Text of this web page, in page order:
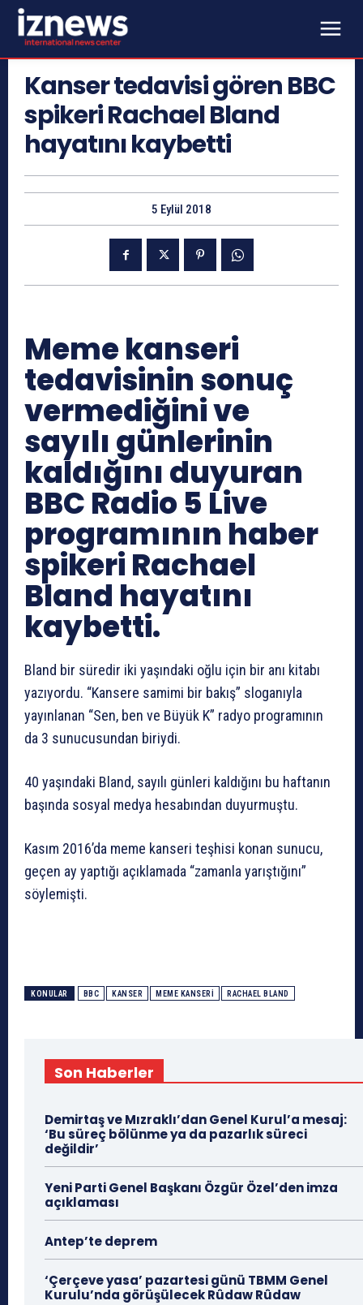
Kanser tedavisi gören BBC
spikeri Rachael Bland
hayatını kaybetti
5 Eylül 2018
Meme kanseri
tedavisinin sonuç
vermediğini ve
sayılı günlerinin
kaldığını duyuran
BBC Radio 5 Live
programının haber
spikeri Rachael
Bland hayatını
kaybetti.
Bland bir süredir iki yaşındaki oğlu için bir anı kitabı
yazıyordu. “Kansere samimi bir bakış” sloganıyla
yayınlanan “Sen, ben ve Büyük K” radyo programının
da 3 sunucusundan biriydi.
40 yaşındaki Bland, sayılı günleri kaldığını bu haftanın
başında sosyal medya hesabından duyurmuştu.
Kasım 2016’da meme kanseri teşhisi konan sunucu,
geçen ay yaptığı açıklamada “zamanla yarıştığını”
söylemişti.
KONULAR BBC KANSER MEME KANSERI RACHAEL BLAND
Son Haberler
Demirtaş ve Mızraklı’dan Genel Kurul’a mesaj:
‘Bu süreç bölünme ya da pazarlık süreci
değildir’
Yeni Parti Genel Başkanı Özgür Özel’den imza
açıklaması
Antep’te deprem
‘Çerçeve yasa’ pazartesi günü TBMM Genel
Kurulu’nda görüşülecek Rûdaw Rûdaw